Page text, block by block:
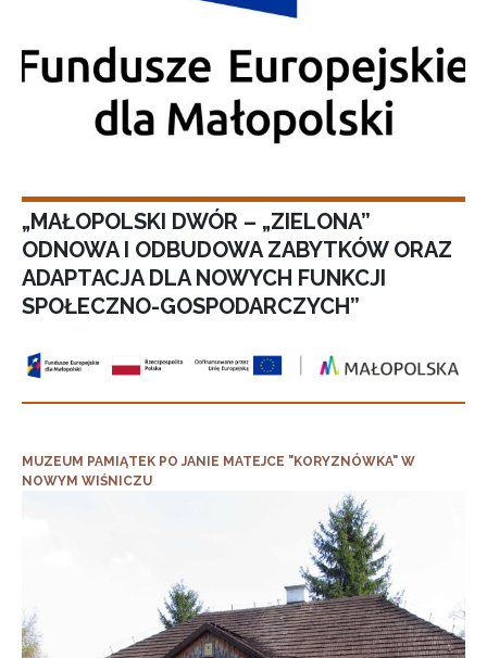
„MAŁOPOLSKI DWÓR – „ZIELONA”
ODNOWA I ODBUDOWA ZABYTKÓW ORAZ
ADAPTACJA DLA NOWYCH FUNKCJI
SPOŁECZNO-GOSPODARCZYCH”
MUZEUM PAMIĄTEK PO JANIE MATEJCE "KORYZNÓWKA" W
NOWYM WIŚNICZU